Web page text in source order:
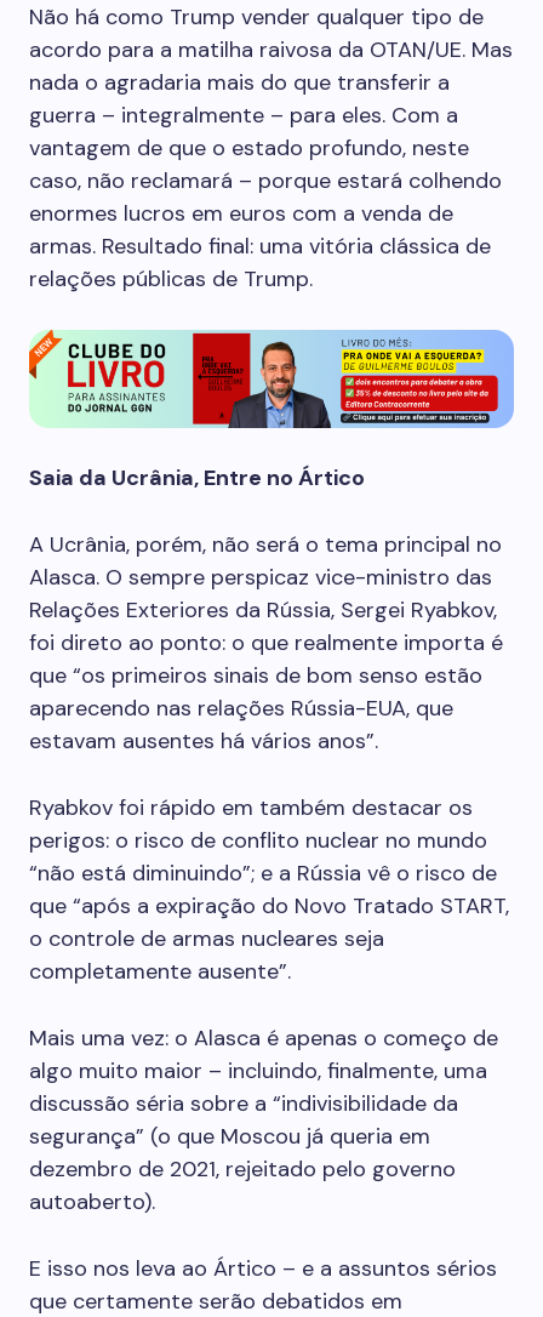
Não há como Trump vender qualquer tipo de
acordo para a matilha raivosa da OTAN/UE. Mas
nada o agradaria mais do que transferir a
guerra – integralmente – para eles. Com a
vantagem de que o estado profundo, neste
caso, não reclamará – porque estará colhendo
enormes lucros em euros com a venda de
armas. Resultado final: uma vitória clássica de
relações públicas de Trump.
Saia da Ucrânia, Entre no Ártico
A Ucrânia, porém, não será o tema principal no
Alasca. O sempre perspicaz vice-ministro das
Relações Exteriores da Rússia, Sergei Ryabkov,
foi direto ao ponto: o que realmente importa é
que “os primeiros sinais de bom senso estão
aparecendo nas relações Rússia-EUA, que
estavam ausentes há vários anos”.
Ryabkov foi rápido em também destacar os
perigos: o risco de conflito nuclear no mundo
“não está diminuindo”; e a Rússia vê o risco de
que “após a expiração do Novo Tratado START,
o controle de armas nucleares seja
completamente ausente”.
Mais uma vez: o Alasca é apenas o começo de
algo muito maior – incluindo, finalmente, uma
discussão séria sobre a “indivisibilidade da
segurança” (o que Moscou já queria em
dezembro de 2021, rejeitado pelo governo
autoaberto).
E isso nos leva ao Ártico – e a assuntos sérios
que certamente serão debatidos em